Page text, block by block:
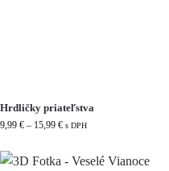
Hrdličky priateľstva
9,99 € – 15,99 € s DPH